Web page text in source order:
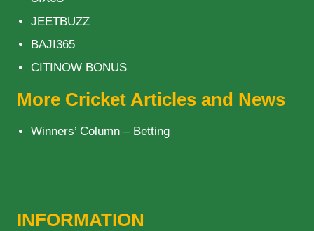
JEETBUZZ
BAJI365
CITINOW BONUS
More Cricket Articles and News
Winners’ Column – Betting
INFORMATION